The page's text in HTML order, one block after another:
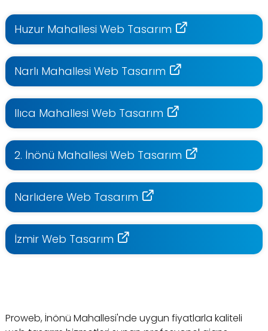
Huzur Mahallesi Web Tasarım
Narlı Mahallesi Web Tasarım
Ilıca Mahallesi Web Tasarım
2. İnönü Mahallesi Web Tasarım
Narlıdere Web Tasarım
İzmir Web Tasarım
Proweb, İnönü Mahallesi'nde uygun fiyatlarla kaliteli